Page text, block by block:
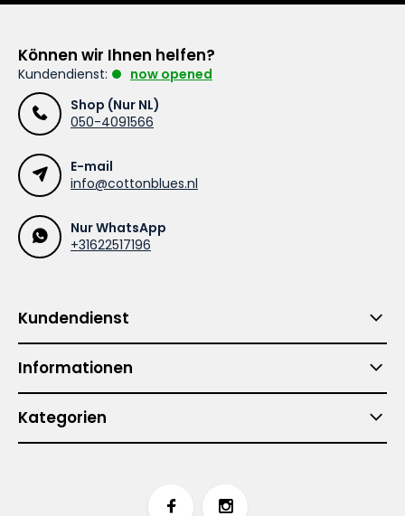
Können wir Ihnen helfen?
Kundendienst:
now opened
Shop (Nur NL)
050-4091566
E-mail
info@cottonblues.nl
Nur WhatsApp
+31622517196
Kundendienst
Informationen
Kategorien